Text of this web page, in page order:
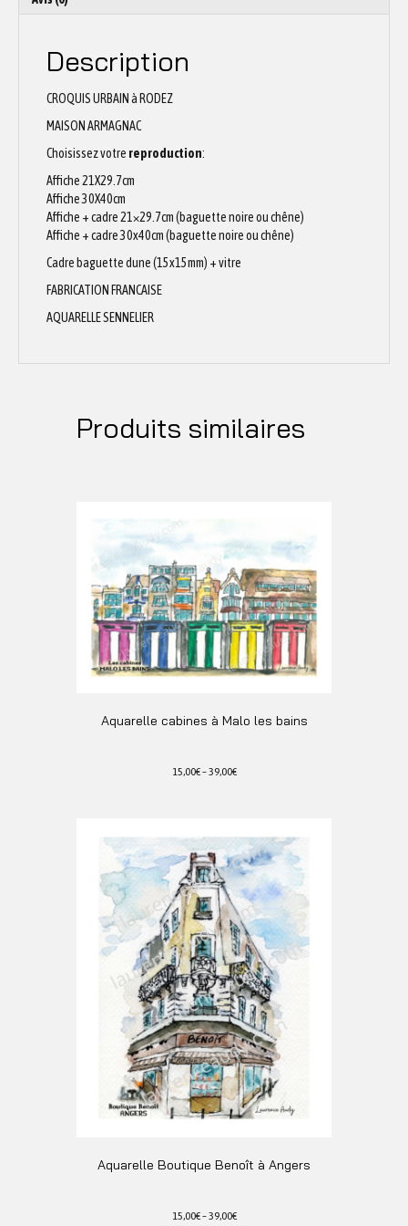
Description
CROQUIS URBAIN à RODEZ
MAISON ARMAGNAC
Choisissez votre reproduction:
Affiche 21X29.7cm
Affiche 30X40cm
Affiche + cadre 21×29.7cm (baguette noire ou chêne)
Affiche + cadre 30x40cm (baguette noire ou chêne)
Cadre baguette dune (15x15mm) + vitre
FABRICATION FRANCAISE
AQUARELLE SENNELIER
Produits similaires
Aquarelle cabines à Malo les bains
15,00€–39,00€
plusieurs
variations.
Les
options
peuvent
être
choisies
sur
la
page
du
produit
Aquarelle Boutique Benoît à Angers
15,00€–39,00€